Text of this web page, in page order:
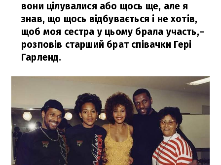
вони цілувалися або щось ще, але я
знав, що щось відбувається і не хотів,
щоб моя сестра у цьому брала участь,–
розповів старший брат співачки Гері
Гарленд.